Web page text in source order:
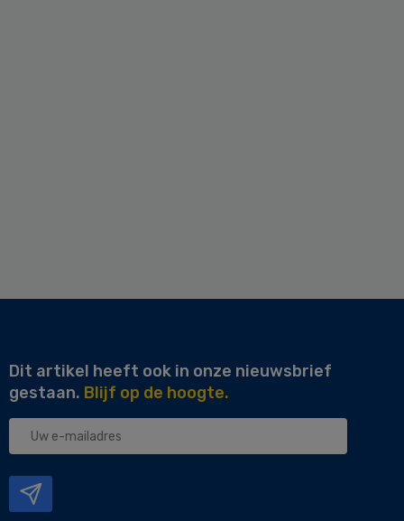
Dit artikel heeft ook in onze nieuwsbrief
gestaan. Blijf op de hoogte.
Uw